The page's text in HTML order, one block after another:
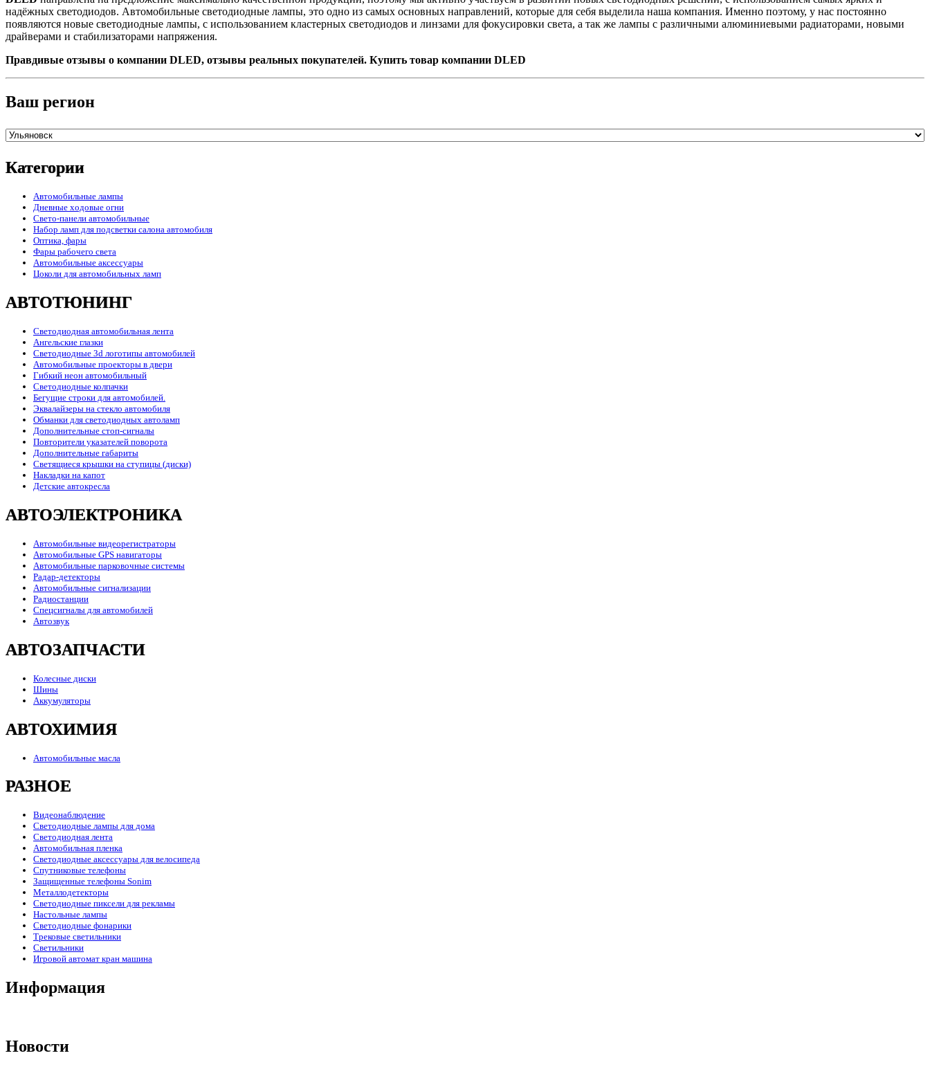
надёжных светодиодов. Автомобильные светодиодные лампы, это одно из самых основных направлений, которые для себя выделила наша компания. Именно поэтому, у нас постоянно
появляются новые светодиодные лампы, с использованием кластерных светодиодов и линзами для фокусировки света, а так же лампы с различными алюминиевыми радиаторами, новыми
драйверами и стабилизаторами напряжения.
Правдивые отзывы о компании DLED, отзывы реальных покупателей. Купить товар компании DLED
Ваш регион
Категории
Автомобильные лампы
Дневные ходовые огни
Свето-панели автомобильные
Набор ламп для подсветки салона автомобиля
Оптика, фары
Фары рабочего света
Автомобильные аксессуары
Цоколи для автомобильных ламп
АВТОТЮНИНГ
Светодиодная автомобильная лента
Ангельские глазки
Светодиодные 3d логотипы автомобилей
Автомобильные проекторы в двери
Гибкий неон автомобильный
Светодиодные колпачки
Бегущие строки для автомобилей.
Эквалайзеры на стекло автомобиля
Обманки для светодиодных автоламп
Дополнительные стоп-сигналы
Повторители указателей поворота
Дополнительные габариты
Светящиеся крышки на ступицы (диски)
Накладки на капот
Детские автокресла
АВТОЭЛЕКТРОНИКА
Автомобильные видеорегистраторы
Автомобильные GPS навигаторы
Автомобильные парковочные системы
Радар-детекторы
Автомобильные сигнализации
Радиостанции
Спецсигналы для автомобилей
Автозвук
АВТОЗАПЧАСТИ
Колесные диски
Шины
Аккумуляторы
АВТОХИМИЯ
Автомобильные масла
РАЗНОЕ
Видеонаблюдение
Светодиодные лампы для дома
Светодиодная лента
Автомобильная пленка
Светодиодные аксессуары для велосипеда
Спутниковые телефоны
Защищенные телефоны Sonim
Металлодетекторы
Светодиодные пиксели для рекламы
Настольные лампы
Светодиодные фонарики
Трековые светильники
Светильники
Игровой автомат кран машина
Информация
Новости